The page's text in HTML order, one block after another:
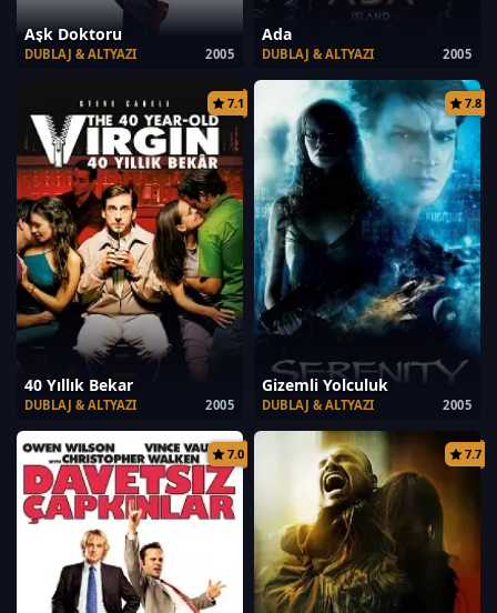
Aşk Doktoru
2005
DUBLAJ & ALTYAZI
Ada
2005
DUBLAJ & ALTYAZI
7.1
40 Yıllık Bekar
2005
DUBLAJ & ALTYAZI
7.8
Gizemli Yolculuk
2005
DUBLAJ & ALTYAZI
7.0 7.7